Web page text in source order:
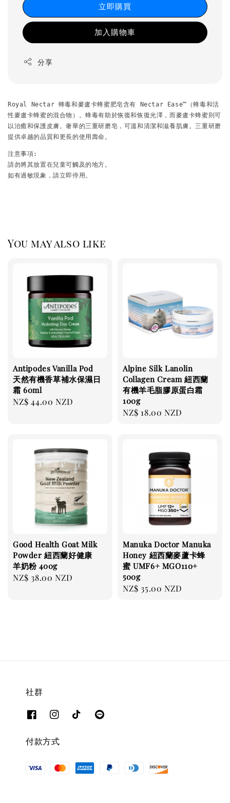
立即購買
加入購物車
分享
Royal Nectar 蜂毒和麥盧卡蜂蜜肥皂含有 Nectar Ease™（蜂毒和活
性麥盧卡蜂蜜的混合物）。蜂毒有助於恢復和恢復光澤，而麥盧卡蜂蜜則可
以治癒和保護皮膚。奢華的三重研磨皂，可溫和清潔和滋養肌膚。三重研磨
提供卓越的品質和更長的使用壽命。
注意事項:
請勿將其放置在兒童可觸及的地方。
如有過敏現象，請立即停用。
You may also like
Antipodes Vanilla Pod
天然有機香草補水保濕日
霜 60ml
Regular
NZ$ 44.00 NZD
Alpine Silk Lanolin
Collagen Cream 紐西蘭
有機羊毛脂膠原蛋白霜
100g
Regular
NZ$ 18.00 NZD
Good Health Goat Milk
Powder 紐西蘭好健康
羊奶粉 400g
Regular
NZ$ 38.00 NZD
Manuka Doctor Manuka
Honey 紐西蘭麥蘆卡蜂
蜜 UMF6+ MGO110+
500g
Regular
NZ$ 35.00 NZD
社群
付款方式